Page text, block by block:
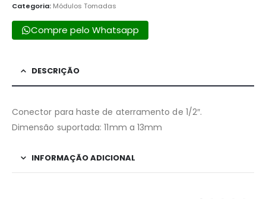
Categoria: Módulos Tomadas
Compre pelo Whatsapp
DESCRIÇÃO
Conector para haste de aterramento de 1/2″.
Dimensão suportada: 11mm a 13mm
INFORMAÇÃO ADICIONAL